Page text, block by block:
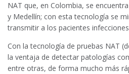
NAT que, en Colombia, se
y Medellín; con esta tecnología se
transmitir a los pacientes
Con la tecnología de pruebas NAT
la ventaja de detectar patologías
entre otras, de forma mucho más